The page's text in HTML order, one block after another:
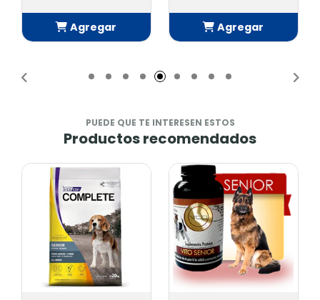
Agregar
Agregar
PUEDE QUE TE INTERESEN ESTOS
Productos recomendados